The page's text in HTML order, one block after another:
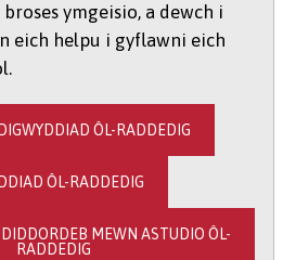
ymgeisio, a dewch i
eich helpu i gyflawni eich
ÔL-RADDEDIG
ÔL-RADDEDIG
MEWN ASTUDIO ÔL-
RADDEDIG